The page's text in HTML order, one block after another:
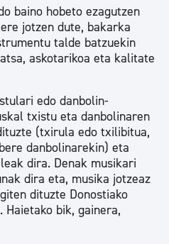
baino hobeto ezagutzen
jotzen dute, bakarka
talde batzuekin
askotarikoa eta kalitate
edo danbolin-
txistu eta danbolinaren
(txirula edo txilibitua,
danbolinarekin) eta
dira. Denak musikari
dira eta, musika jotzeaz
dituzte Donostiako
Haietako bik, gainera,